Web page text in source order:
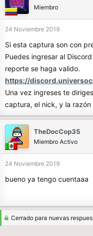
Miembro
24 Noviembre 2019
Si esta captura son con
Puedes ingresar al
reporte se haga valido.
https://
Una vez ingreses te
captura, el nick, y la
TheDocCop35
Miembro Activo
24 Noviembre 2019
bueno ya tengo cuentaaa
Cerrado para nuevas